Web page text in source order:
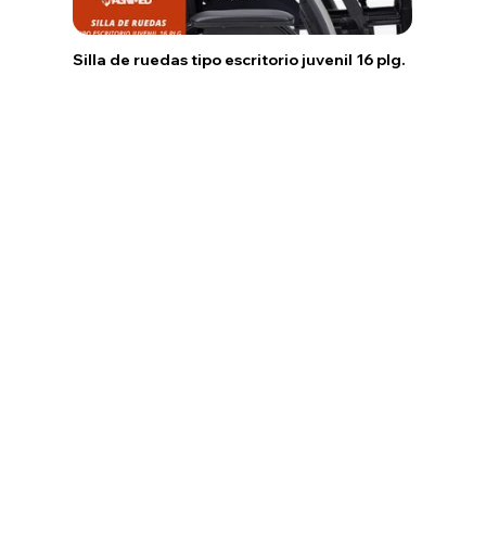
Silla de ruedas tipo escritorio juvenil 16 plg.